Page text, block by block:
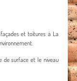
et toitures à La
de surface et le niveau